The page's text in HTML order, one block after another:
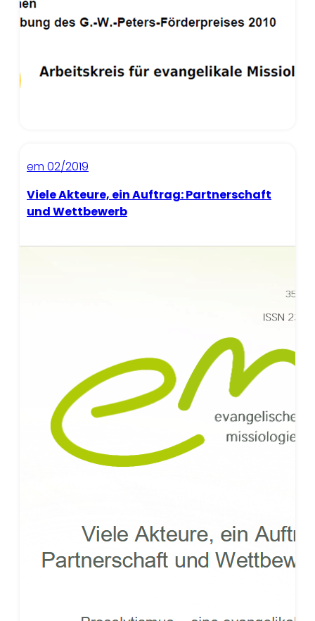
em 02/2019
Viele Akteure, ein Auftrag: Partnerschaft
und Wettbewerb